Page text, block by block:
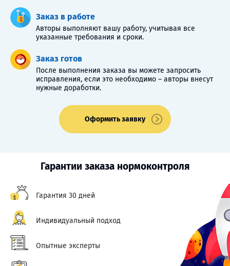
Заказ в работе
Авторы выполняют вашу работу, учитывая все
указанные требования и сроки.
Заказ готов
После выполнения заказа вы можете запросить
исправления, если это необходимо – авторы внесут
нужные доработки.
Оформить заявку
Гарантии заказа нормоконтроля
Гарантия 30 дней
Индивидуальный подход
Опытные эксперты